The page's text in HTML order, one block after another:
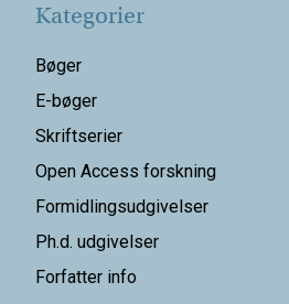
Kategorier
Bøger
E-bøger
Skriftserier
Open Access forskning
Formidlingsudgivelser
Ph.d. udgivelser
Forfatter info